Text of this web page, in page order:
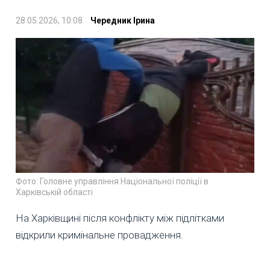
28.05.2026, 10:08 Чередник Ірина
Фото: Головне управління Національної поліції в
Харківській області
На Харківщині після конфлікту між підлітками
відкрили кримінальне провадження.